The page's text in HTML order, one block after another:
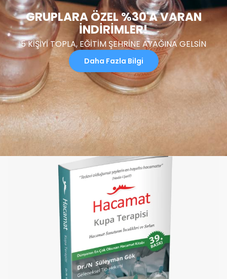
GRUPLARA ÖZEL %30'A VARAN
İNDIRIMLER!
5 KİŞİYİ TOPLA, EĞİTİM ŞEHRİNE AYAĞINA GELSİN
Daha Fazla Bilgi